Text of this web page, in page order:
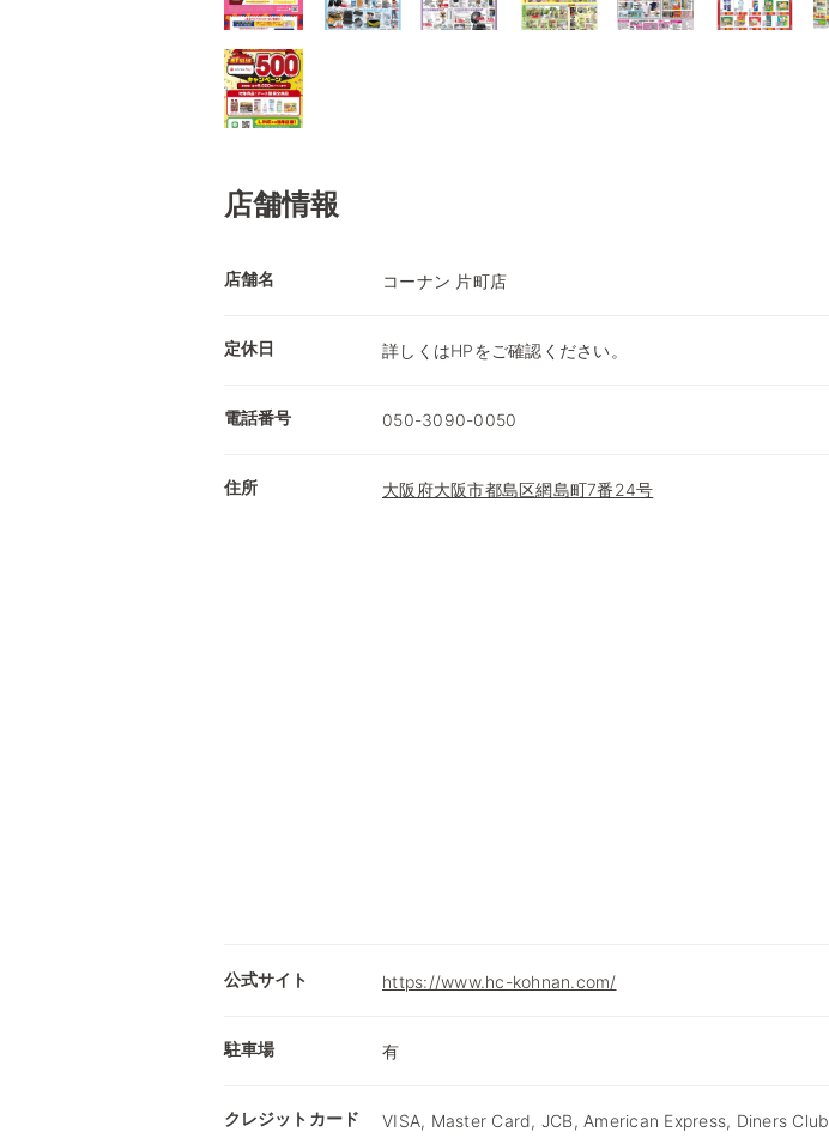
店舗情報
店舗名 コーナン 片町店
定休日 詳しくはHPをご確認ください。
電話番号 050-3090-0050
住所 大阪府大阪市都島区網島町7番24号
公式サイト https://www.hc-kohnan.com/
駐車場 有
クレジットカード VISA, Master Card, JCB, American Express, Diners Club